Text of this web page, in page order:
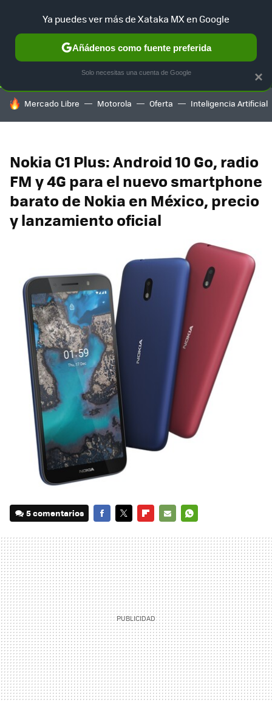
SELECCIÓN GAMING HOME AUTO TERRITORIO
HOY SE HABLA DE
Mercado Libre Motorola Oferta Inteligencia Artificial
Nokia C1 Plus: Android 10 Go, radio
FM y 4G para el nuevo smartphone
barato de Nokia en México, precio
y lanzamiento oficial
5 comentarios
MAIL
×
Ya puedes ver más de Xataka MX en Google
Añádenos como fuente preferida
Solo necesitas una cuenta de Google